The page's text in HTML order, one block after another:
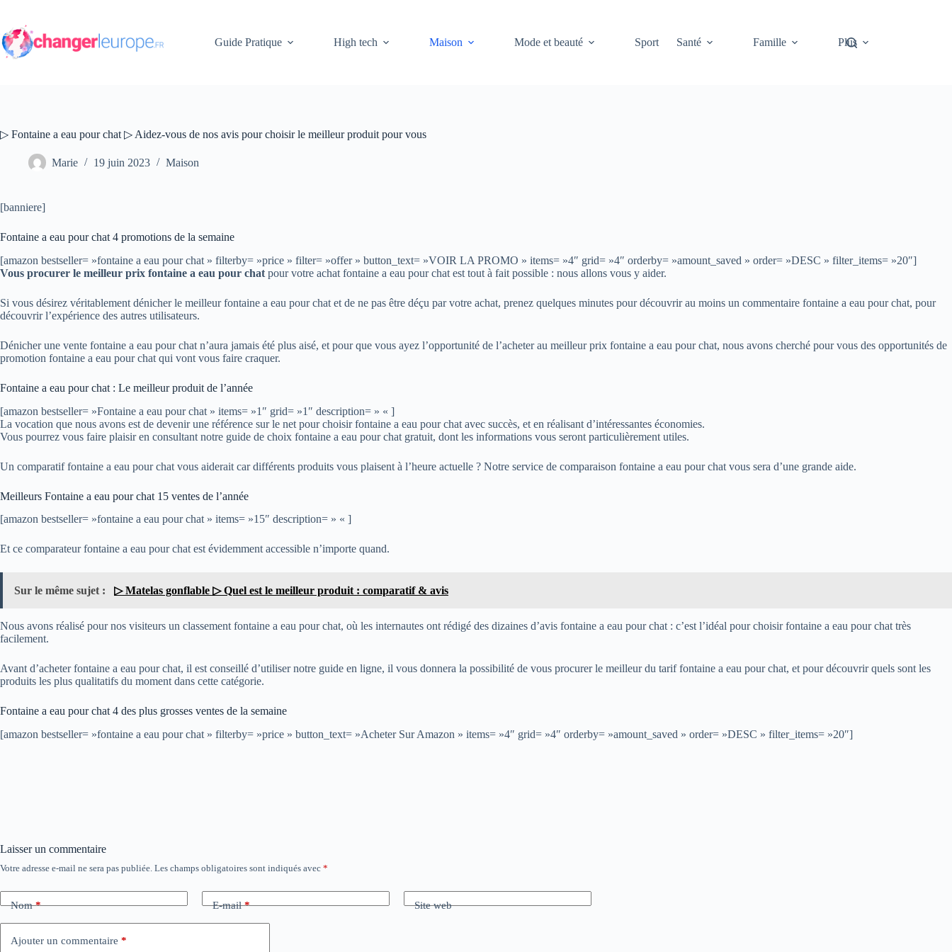
contenu
Guide Pratique
High tech Maison Mode et beauté Sport Santé Famille Plus
▷ Fontaine a eau pour chat ▷ Aidez-vous de nos avis pour choisir le meilleur produit pour vous
Marie 19 juin 2023 Maison
[banniere]
Fontaine a eau pour chat 4 promotions de la semaine
[amazon bestseller= »fontaine a eau pour chat » filterby= »price » filter= »offer » button_text= »VOIR LA PROMO » items= »4″ grid= »4″ orderby= »amount_saved » order= »DESC » filter_items= »20″]
Vous procurer le meilleur prix fontaine a eau pour chat pour votre achat fontaine a eau pour chat est tout à fait possible : nous allons vous y aider.
Si vous désirez véritablement dénicher le meilleur fontaine a eau pour chat et de ne pas être déçu par votre achat, prenez quelques minutes pour découvrir au moins un commentaire fontaine a eau pour chat, pour
découvrir l’expérience des autres utilisateurs.
Dénicher une vente fontaine a eau pour chat n’aura jamais été plus aisé, et pour que vous ayez l’opportunité de l’acheter au meilleur prix fontaine a eau pour chat, nous avons cherché pour vous des opportunités de
promotion fontaine a eau pour chat qui vont vous faire craquer.
Fontaine a eau pour chat : Le meilleur produit de l’année
[amazon bestseller= »Fontaine a eau pour chat » items= »1″ grid= »1″ description= » « ]
La vocation que nous avons est de devenir une référence sur le net pour choisir fontaine a eau pour chat avec succès, et en réalisant d’intéressantes économies.
Vous pourrez vous faire plaisir en consultant notre guide de choix fontaine a eau pour chat gratuit, dont les informations vous seront particulièrement utiles.
Un comparatif fontaine a eau pour chat vous aiderait car différents produits vous plaisent à l’heure actuelle ? Notre service de comparaison fontaine a eau pour chat vous sera d’une grande aide.
Meilleurs Fontaine a eau pour chat 15 ventes de l’année
[amazon bestseller= »fontaine a eau pour chat » items= »15″ description= » « ]
Et ce comparateur fontaine a eau pour chat est évidemment accessible n’importe quand.
Sur le même sujet : ▷ Matelas gonflable ▷ Quel est le meilleur produit : comparatif & avis
Nous avons réalisé pour nos visiteurs un classement fontaine a eau pour chat, où les internautes ont rédigé des dizaines d’avis fontaine a eau pour chat : c’est l’idéal pour choisir fontaine a eau pour chat très
facilement.
Avant d’acheter fontaine a eau pour chat, il est conseillé d’utiliser notre guide en ligne, il vous donnera la possibilité de vous procurer le meilleur du tarif fontaine a eau pour chat, et pour découvrir quels sont les
produits les plus qualitatifs du moment dans cette catégorie.
Fontaine a eau pour chat 4 des plus grosses ventes de la semaine
[amazon bestseller= »fontaine a eau pour chat » filterby= »price » button_text= »Acheter Sur Amazon » items= »4″ grid= »4″ orderby= »amount_saved » order= »DESC » filter_items= »20″]
Laisser un commentaire
Votre adresse e-mail ne sera pas publiée. Les champs obligatoires sont indiqués avec *
Nom* E-mail* Site web
Ajouter un commentaire *